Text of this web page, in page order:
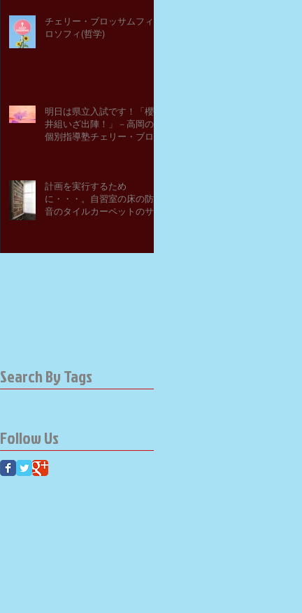
チェリー・ブロッサムフィ
ロソフィ(哲学)
明日は県立入試です！「櫻
井組いざ出陣！」－高岡の
個別指導塾チェリー・ブロ
計画を実行するため
に・・・。自習室の床の防
音のタイルカーペットのサ
Search By Tags
Follow Us